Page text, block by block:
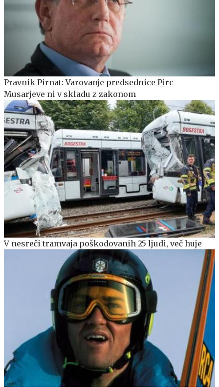
Pravnik Pirnat: Varovanje predsednice Pirc
Musarjeve ni v skladu z zakonom
V nesreči tramvaja poškodovanih 25 ljudi, več huje